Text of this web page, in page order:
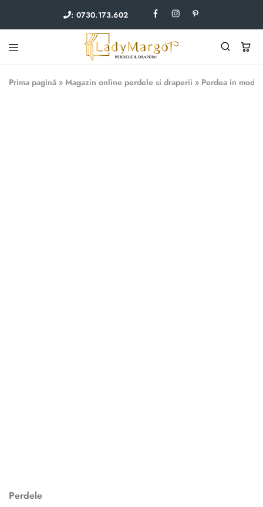
: 0730.173.602
Lady
Perdele
draperii
Prima pagină » Magazin online perdele si draperii » Perdea in
Perdele